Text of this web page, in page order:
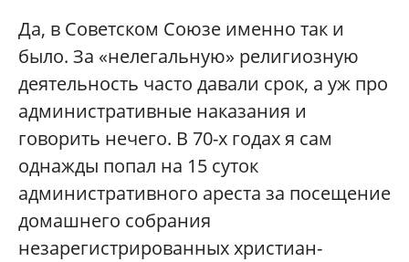
Да, в Советском Союзе именно так и
было. За «нелегальную» религиозную
деятельность часто давали срок, а уж про
административные наказания и
говорить нечего. В 70-х годах я сам
однажды попал на 15 суток
административного ареста за посещение
домашнего собрания
незарегистрированных христиан-